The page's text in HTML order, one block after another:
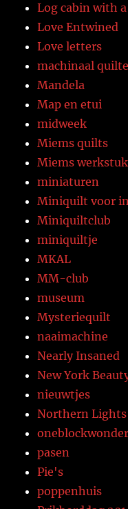
Log cabin with
Love Entwined
Love letters
machinaal
Mandela
Map en etui
midweek
Miems quilts
Miems
miniaturen
Miniquilt voor
Miniquiltclub
miniquiltje
MKAL
MM-club
museum
Mysteriequilt
naaimachine
Nearly Insaned
New York
nieuwtjes
Northern Lights
oneblockwonder
pasen
Pie's
poppenhuis